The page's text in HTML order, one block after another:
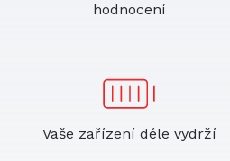
hodnocení
Vaše zařízení déle vydrží